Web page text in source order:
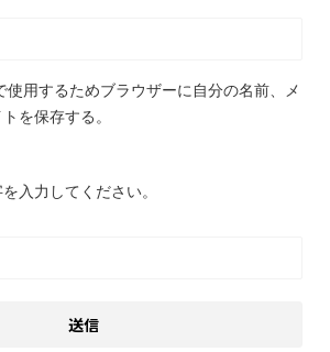
使用するためブラウザーに自分の名前、メ
を保存する。
入力してください。